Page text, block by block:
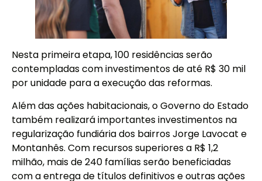
Nesta primeira etapa, 100 residências serão
contempladas com investimentos de até R$ 30 mil
por unidade para a execução das reformas.
Além das ações habitacionais, o Governo do Estado
também realizará importantes investimentos na
regularização fundiária dos bairros Jorge Lavocat e
Montanhês. Com recursos superiores a R$ 1,2
milhão, mais de 240 famílias serão beneficiadas
com a entrega de títulos definitivos e outras ações